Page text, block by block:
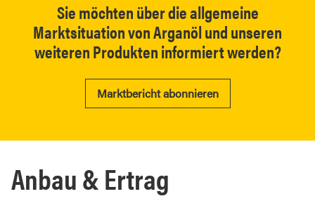
Sie möchten über die allgemeine
Marktsituation von Arganöl und unseren
weiteren Produkten informiert werden?
Marktbericht abonnieren
Anbau & Ertrag